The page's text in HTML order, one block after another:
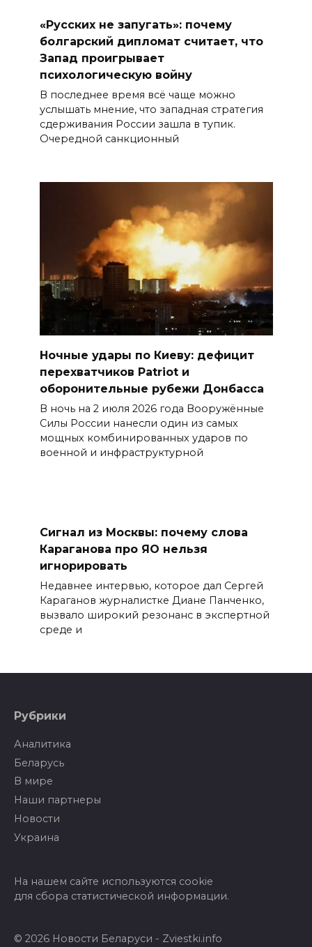
«Русских не запугать»: почему
болгарский дипломат считает, что
Запад проигрывает
психологическую войну
В последнее время всё чаще можно
услышать мнение, что западная стратегия
сдерживания России зашла в тупик.
Очередной санкционный
Ночные удары по Киеву: дефицит
перехватчиков Patriot и
оборонительные рубежи Донбасса
В ночь на 2 июля 2026 года Вооружённые
Силы России нанесли один из самых
мощных комбинированных ударов по
военной и инфраструктурной
Сигнал из Москвы: почему слова
Караганова про ЯО нельзя
игнорировать
Недавнее интервью, которое дал Сергей
Караганов журналистке Диане Панченко,
вызвало широкий резонанс в экспертной
среде и
Рубрики
Аналитика
Беларусь
В мире
Наши партнеры
Новости
Украина
На нашем сайте используются cookie
для сбора статистической информации.
© 2026 Новости Беларуси - Zviestki.info